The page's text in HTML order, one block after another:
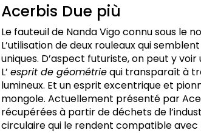
Roche Bobois. BomBom
B&B Italia. Baydur
Poliform. Strata
Cassina
Flos. Arco K
Cristina Célestino. Peonia
Acerbis Due più
Le fauteuil de Nanda Vigo connu sous le
L’utilisation de deux rouleaux qui
uniques. D’aspect futuriste, on peut y
L’ esprit de géométriequi transparaît à
lumineux. Et un esprit excentrique et
mongole. Actuellement présenté par
récupérées à partir de déchets de
circulaire qui le rendent compatible avec